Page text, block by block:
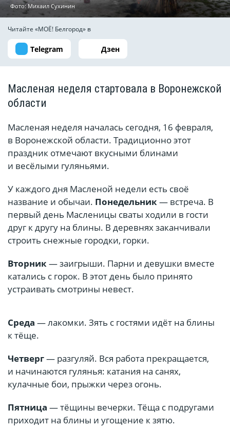
Фото: Михаил Сухинин
Читайте «МОЁ! Белгород» в
Telegram Дзен
Масленая неделя стартовала в Воронежской
области
Масленая неделя началась сегодня, 16 февраля,
в Воронежской области. Традиционно этот
праздник отмечают вкусными блинами
и весёлыми гуляньями.
У каждого дня Масленой недели есть своё
название и обычаи. Понедельник— встреча. В
первый день Масленицы сваты ходили в гости
друг к другу на блины. В деревнях заканчивали
строить снежные городки, горки.
Вторник— заигрыши. Парни и девушки вместе
катались с горок. В этот день было принято
устраивать смотрины невест.
Среда — лакомки. Зять с гостями идёт на блины
к тёще.
Четверг— разгуляй. Вся работа прекращается,
и начинаются гулянья: катания на санях,
кулачные бои, прыжки через огонь.
Пятница — тёщины вечерки. Тёща с подругами
приходит на блины и угощение к зятю.